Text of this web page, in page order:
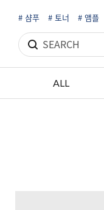
# 샴푸 # 토너 # 앰플
ALL